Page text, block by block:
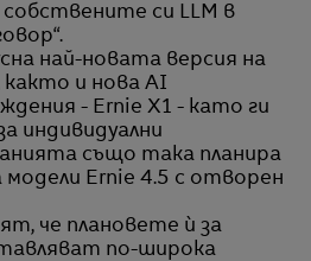
си LLM в
най-новата версия на
както и нова AI
- Ernie X1 - като ги
индивидуални
също така планира
Ernie 4.5 с отворен
че плановете ѝ за
по-широка